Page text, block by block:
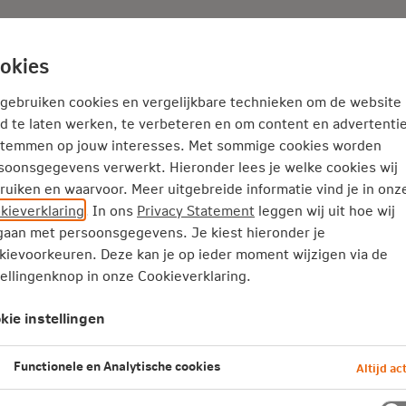
Adviseur Nieuws
Thema's
een feestje’
van pensioenadviseur
Van nieuwe pensioenregels tot
leert steeds weer bij. In deze
en werkgevers belangrijke lessen uit
Marlies Hensen van
cookies en vergelijkbare technieken om de website
te laten werken, te verbeteren en om content en
op jouw interesses. Met sommige cookies worden
verwerkt. Hieronder lees je welke cookies wij
en waarvoor. Meer uitgebreide informatie vind je in
. In ons Privacy Statement leggen wij uit hoe wij
met persoonsgegevens. Je kiest hieronder je
Deze kan je op ieder moment wijzigen via de
in onze Cookieverklaring.
instellingen
Functionele en Analytische cookies Altijd